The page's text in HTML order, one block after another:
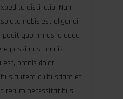
distinctio. Nam
nobis est eligendi
quo minus id quod
possimus, omnis
est, omnis dolor
autem quibusdam et
rerum necessitatibus